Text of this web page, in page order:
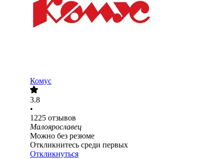
Комус
3.8
•
1225 отзывов
Малоярославец
Можно без резюме
Откликнитесь среди первых
Откликнуться